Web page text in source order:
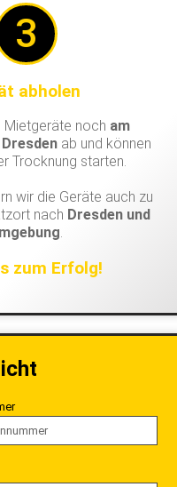
3
abholen
Mietgeräte noch am
Dresden ab und können
Trocknung starten.
wir die Geräte auch zu
nach Dresden und
zum Erfolg!